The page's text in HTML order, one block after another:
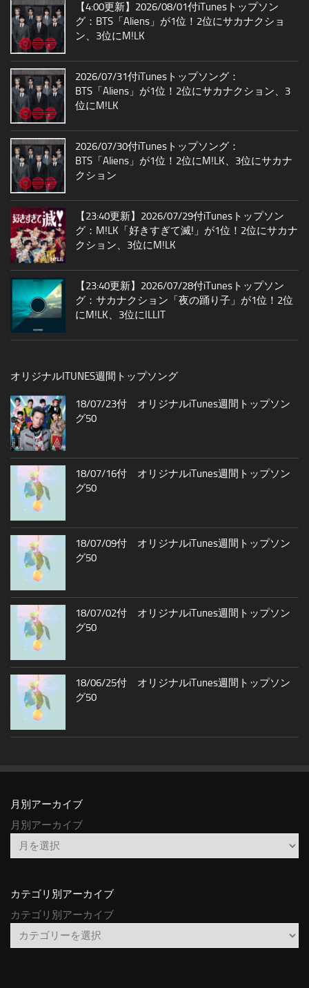
【4:00更新】2026/08/01付iTunesトップソン
グ：BTS「Aliens」が1位！2位にサカナクショ
ン、3位にM!LK
2026/07/31付iTunesトップソング：
BTS「Aliens」が1位！2位にサカナクション、3
位にM!LK
2026/07/30付iTunesトップソング：
BTS「Aliens」が1位！2位にM!LK、3位にサカナ
クション
【23:40更新】2026/07/29付iTunesトップソン
グ：M!LK「好きすぎて滅!」が1位！2位にサカナ
クション、3位にM!LK
【23:40更新】2026/07/28付iTunesトップソン
グ：サカナクション「夜の踊り子」が1位！2位
にM!LK、3位にILLIT
オリジナルITUNES週間トップソング
18/07/23付 オリジナルiTunes週間トップソン
グ50
18/07/16付 オリジナルiTunes週間トップソン
グ50
18/07/09付 オリジナルiTunes週間トップソン
グ50
18/07/02付 オリジナルiTunes週間トップソン
グ50
18/06/25付 オリジナルiTunes週間トップソン
グ50
月別アーカイブ
月別アーカイブ
カテゴリ別アーカイブ
カテゴリ別アーカイブ